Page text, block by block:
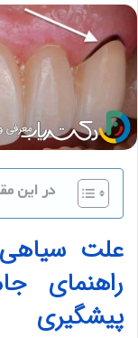
در این
علت سیاهی
راهنمای
پیشگیری